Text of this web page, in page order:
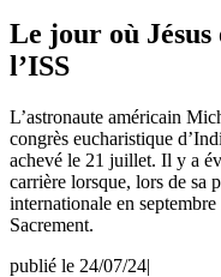
Le jour où
l’ISS
L’astronaute américain
congrès eucharistique
achevé le 21 juillet. Il y a
carrière lorsque, lors de sa
internationale en
Sacrement.
publié le 24/07/24|